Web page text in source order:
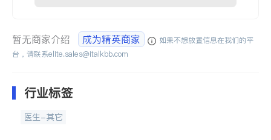
暂无商家介绍 成为精英商家
如果不想放置信息在我们的平
台，请联系elite.sales@italkbb.com
行业标签
医生-其它